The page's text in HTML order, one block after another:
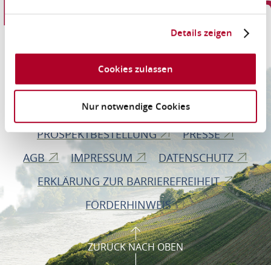
Details zeigen
Cookies zulassen
Nur notwendige Cookies
Informationen
Romantischer Rhein Tourismus GmbH
Bahnhofstraße 28
56112 Lahnstein
PROSPEKTBESTELLUNG
PRESSE
AGB
IMPRESSUM
DATENSCHUTZ
ERKLÄRUNG ZUR BARRIEREFREIHEIT
FÖRDERHINWEIS
ZURÜCK NACH OBEN